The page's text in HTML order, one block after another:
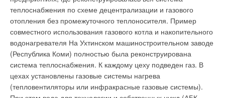
теплоснабжения по схеме децентрализации и газового
отопления без промежуточного теплоносителя. Пример
совместного использования газового котла и накопительного
водонагревателя На Ухтинском машиностроительном заводе
(Республика Коми) полностью была реконструирована
система теплоснабжения. К каждому цеху подведен газ. В
цехах установлены газовые системы нагрева
(тепловентиляторы или инфракрасные газовые системы).
Прогнозируемое глобальное потепление, ежегодное
удорожание энергоносителей на фоне угрозы их полного
истощения и господствующий в мире экономический кризис
вынуждают все чаще обращаться к энергосберегающим
технологиям. Кстати, в Германии уже получают практические
результаты внедрения вышеупомянутых мер: по данным
Немецкого федерального союза газовой и водной экономики
признаются непригодными [7].
Причем основная часть счетчиков при поверке бракуется
именно из-за неработоспособности или сверхнормативной
погрешности на минимальном расходе. Достаточно
длительный межповерочный интервал не дает возможности
в процессе эксплуатации оперативно выявить приборы,
ведущие недостоверный учет и снизить небаланс. Порог